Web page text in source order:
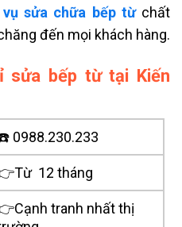
sửa chữa bếp từchất
đến mọi khách hàng.
sửa bếp từ tại Kiến
0988.230.233
12 tháng
tranh nhất thị